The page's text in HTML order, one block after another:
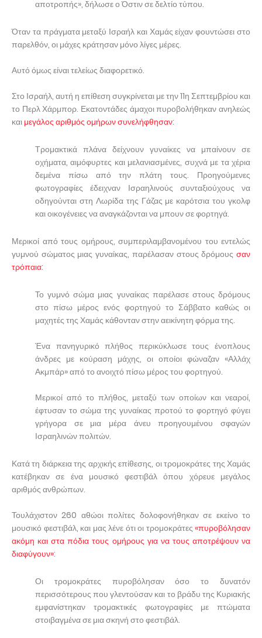
αποτροπής», δήλωσε ο Όστιν σε δελτίο τύπου.
Όταν τα πράγματα μεταξύ Ισραήλ και Χαμάς είχαν φουντώσει στο
παρελθόν, οι μάχες κράτησαν μόνο λίγες μέρες.
Αυτό όμως είναι τελείως διαφορετικό.
Στο Ισραήλ, αυτή η επίθεση συγκρίνεται με την 11η Σεπτεμβρίου και
το Περλ Χάρμπορ. Εκατοντάδες άμαχοι πυροβολήθηκαν ανηλεώς
και μεγάλος αριθμός ομήρων συνελήφθησαν:
Τρομακτικά πλάνα δείχνουν γυναίκες να μπαίνουν σε
οχήματα, αιμόφυρτες και μελανιασμένες, συχνά με τα χέρια
δεμένα πίσω από την πλάτη τους. Προηγούμενες
φωτογραφίες έδειχναν Ισραηλινούς συνταξιούχους να
οδηγούνται στη Λωρίδα της Γάζας με καρότσια του γκολφ
και οικογένειες να αναγκάζονται να μπουν σε φορτηγά.
Μερικοί από τους ομήρους, συμπεριλαμβανομένου του εντελώς
γυμνού σώματος μιας γυναίκας, παρέλασαν στους δρόμους σαν
τρόπαια:
Το γυμνό σώμα μιας γυναίκας παρέλασε στους δρόμους
στο πίσω μέρος ενός φορτηγού το Σάββατο καθώς οι
μαχητές της Χαμάς κάθονταν στην αεικίνητη φόρμα της.
Ένα πανηγυρικό πλήθος περικύκλωσε τους ένοπλους
άνδρες με κούραση μάχης, οι οποίοι φώναζαν «Αλλάχ
Ακμπάρ» από το ανοιχτό πίσω μέρος του φορτηγού.
Μερικοί από το πλήθος, μεταξύ των οποίων και νεαροί,
έφτυσαν το σώμα της γυναίκας προτού το φορτηγό φύγει
γρήγορα σε μια μέρα άνευ προηγουμένου σφαγών
Ισραηλινών πολιτών.
Κατά τη διάρκεια της αρχικής επίθεσης, οι τρομοκράτες της Χαμάς
κατέβηκαν σε ένα μουσικό φεστιβάλ όπου χόρευε μεγάλος
αριθμός ανθρώπων.
Τουλάχιστον 260 αθώοι πολίτες δολοφονήθηκαν σε εκείνο το
μουσικό φεστιβάλ, και μας λένε ότι οι τρομοκράτες«πυροβόλησαν
ακόμη και στα πόδια τους ομήρους για να τους αποτρέψουν να
διαφύγουν»:
Οι τρομοκράτες πυροβόλησαν όσο το δυνατόν
περισσότερους που γλεντούσαν και το βράδυ της Κυριακής
εμφανίστηκαν τρομακτικές φωτογραφίες με πτώματα
στοιβαγμένα σε μια σκηνή στο φεστιβάλ.